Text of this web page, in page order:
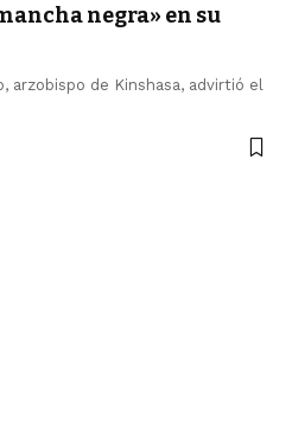
negra» en su
arzobispo de Kinshasa, advirtió el